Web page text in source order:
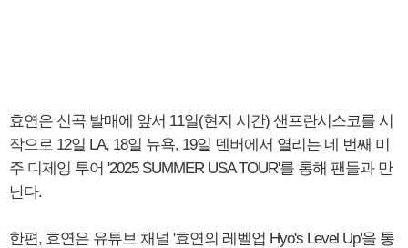
효연은 신곡 발매에 앞서 11일(현지 시간) 샌프란시스코를 시
작으로 12일 LA, 18일 뉴욕, 19일 덴버에서 열리는 네 번째 미
주 디제잉 투어 '2025 SUMMER USA TOUR'를 통해 팬들과 만
난다.
한편, 효연은 유튜브 채널 '효연의 레벨업 Hyo's Level Up'을 통